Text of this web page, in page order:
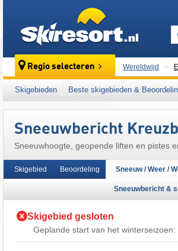
Regio selecteren Wereldwijd
Dit skigebied ligt
Skigebieden Beste skigebieden &
Sneeuwbericht
Sneeuwhoogte, geopende liften en pistes
Skigebied Beoordeling Sneeuw / Weer /
Sneeuwbericht &
Skigebied gesloten
Geplande start van het winterseizoen: